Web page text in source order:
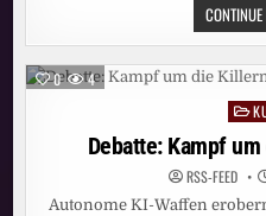
0 4
in
Debatte: Kampf
RSS-FEED
Autonome KI-Waffen